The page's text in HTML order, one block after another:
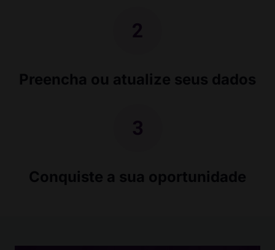
Preencha ou atualize seus dados
Conquiste a sua oportunidade